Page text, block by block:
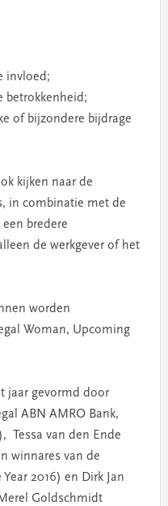
invloed;
betrokkenheid;
of bijzondere bijdrage
kijken naar de
in combinatie met de
bredere
de werkgever of het
worden
Woman, Upcoming
jaar gevormd door
ABN AMRO Bank,
Tessa van den Ende
winnares van de
2016) en Dirk Jan
Goldschmidt